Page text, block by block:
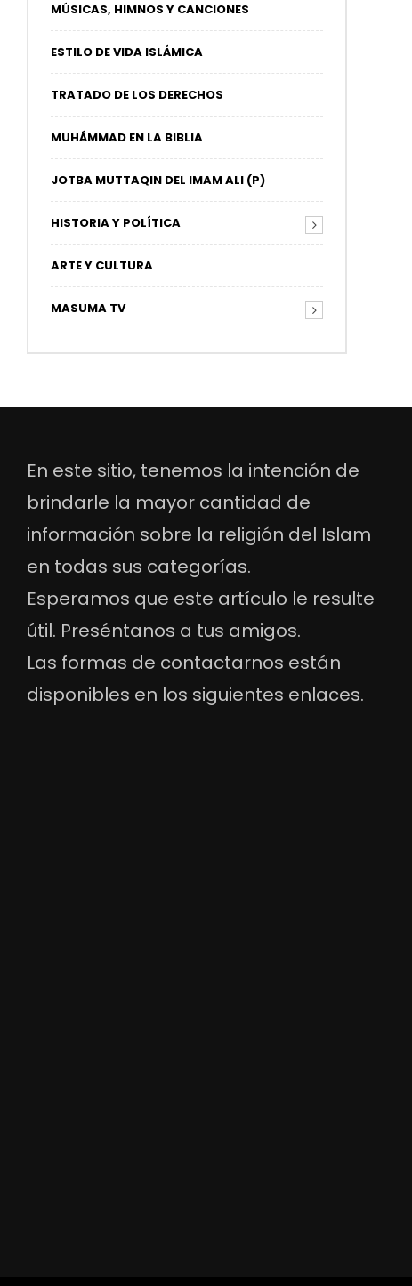
MÚSICAS, HIMNOS Y CANCIONES
ESTILO DE VIDA ISLÁMICA
TRATADO DE LOS DERECHOS
MUHÁMMAD EN LA BIBLIA
JOTBA MUTTAQIN DEL IMAM ALI (P)
HISTORIA Y POLÍTICA
ARTE Y CULTURA
MASUMA TV
En este sitio, tenemos la intención de
brindarle la mayor cantidad de
información sobre la religión del Islam
en todas sus categorías.
Esperamos que este artículo le resulte
útil. Preséntanos a tus amigos.
Las formas de contactarnos están
disponibles en los siguientes enlaces.